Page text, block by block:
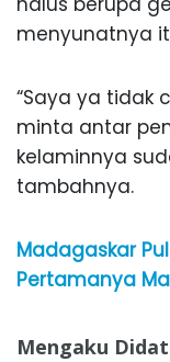
menyunatnya
“Saya ya tidak
minta antar
kelaminnya
tambahnya.
Madagaskar
Pertamanya
Mengaku